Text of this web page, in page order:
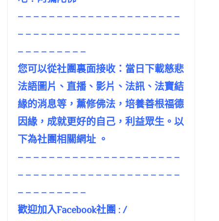
– – – – – – – – – – – – – – – – – – – – –
– – – – – – – – – – – – – – – – – – – – –
– – – – – – – – –
您可以從社團裏面接收：當日下載慈悲
法語圖片、直播、影片、法訊、法寶結
緣的消息等，薰修佛法，培養善根福德
因緣，成就更好的自己，利益眾生。以
下為社團相關網址 。
– – – – – – – – – – – – – – – – – – – – –
– – – – – – – – – – – – – – – – – – – – –
– – – – – – – – –
歡迎加入Facebook社團 : /